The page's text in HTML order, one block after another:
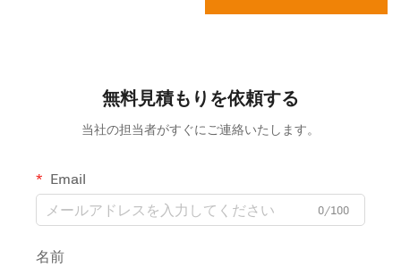
無料見積もりを依頼する
当社の担当者がすぐにご連絡いたします。
Email
0/100
名前